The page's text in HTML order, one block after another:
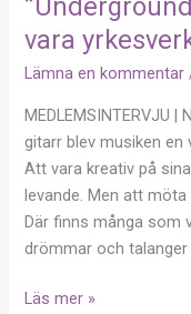
vara
Lämna en kommentar
MEDLEMSINTERVJU
gitarr blev musiken
Att vara kreativ på
levande. Men att
Där finns många som
drömmar och
svårt
att
vara
yrkesverksamma”
Läs mer »